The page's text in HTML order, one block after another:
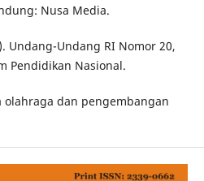
Nusa Media.
Undang-Undang RI Nomor 20,
Pendidikan Nasional.
olahraga dan pengembangan